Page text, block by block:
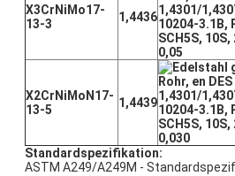
X3CrNiMo17-
13-3
1,4436
0,05
X2CrNiMoN17-
13-5
1,4439
0,030
Standardspezifikation:
ASTM A249/A249M -